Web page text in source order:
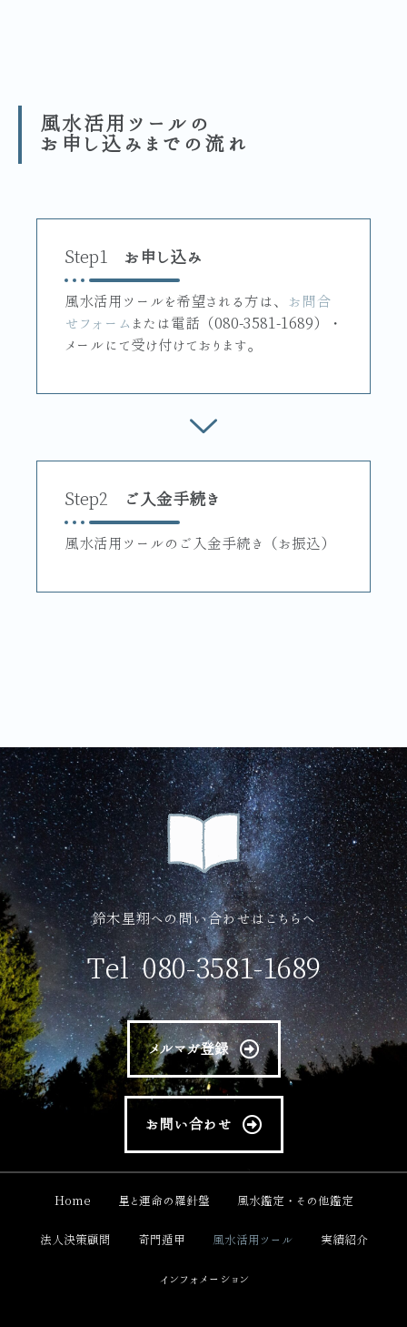
風水活用ツールの
お申し込みまでの流れ
Step1 お申し込み
風水活用ツールを希望される方は、 お問合
せフォーム または電話（080-3581-1689）・
メールにて受け付けております。
Step2 ご入金手続き
風水活用ツールのご入金手続き（お振込）
鈴木星翔への問い合わせはこちらへ
Tel 080-3581-1689
メルマガ登録
お問い合わせ
Home 星と運命の羅針盤 風水鑑定・その他鑑定
法人決策顧問 奇門遁甲 風水活用ツール 実績紹介
インフォメーション